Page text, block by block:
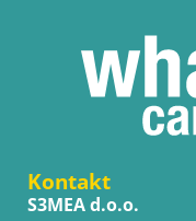
Kontakt
S3MEA d.o.o.